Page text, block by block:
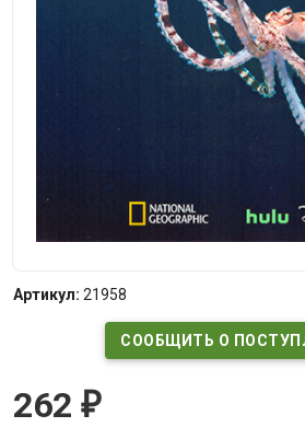
Артикул: 21958
СООБЩИТЬ О
262 ₽